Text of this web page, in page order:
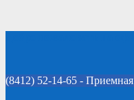
(8412) 52-14-65 - Приемная